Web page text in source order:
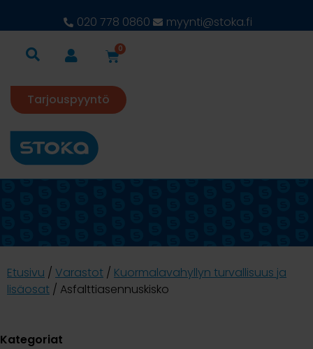
020 778 0860 myynti@stoka.fi
0
Tarjouspyyntö
Etusivu / Varastot / Kuormalavahyllyn turvallisuus ja
lisäosat / Asfalttiasennuskisko
Kategoriat